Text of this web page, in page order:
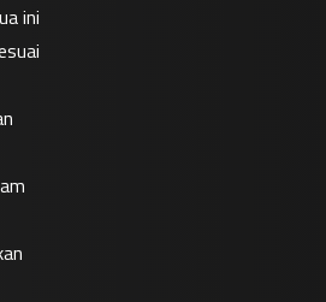
ini